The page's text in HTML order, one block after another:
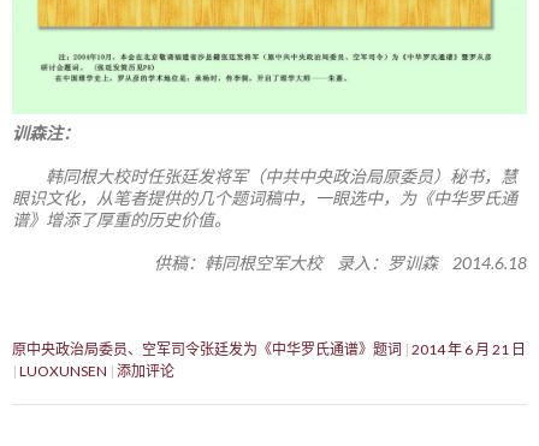
训森注：
韩同根大校时任张廷发将军（中共中央政治局原委员）秘书，慧
眼识文化，从笔者提供的几个题词稿中，一眼选中，为《中华罗氏通
谱》增添了厚重的历史价值。
供稿：韩同根空军大校 录入：罗训森 2014.6.18
原中央政治局委员、空军司令张廷发为《中华罗氏通谱》题词 2014 年 6 月 21 日
LUOXUNSEN 添加评论